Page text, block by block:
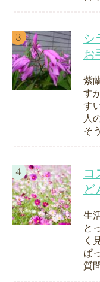
シ
お
紫
す
す
人
そ
コ
ど
生
と
く
ぱ
質